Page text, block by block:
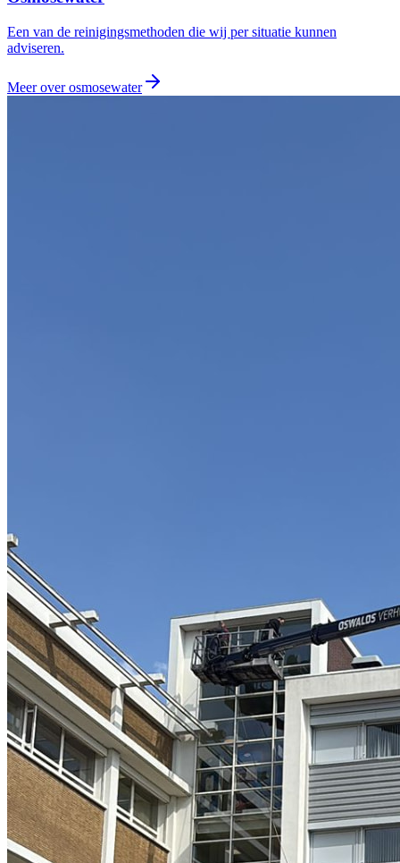
Een van de reinigingsmethoden die wij per situatie kunnen
adviseren.
Meer overosmosewater